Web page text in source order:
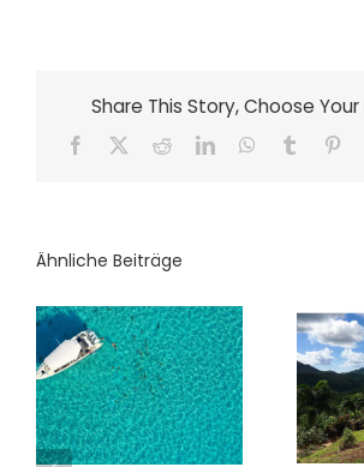
Share This Story, Choose
Facebook RedditLinkedInWhatsApp
Tumblr
Ähnliche Beiträge